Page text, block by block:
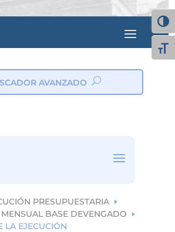
AVANZADO
PRESUPUESTARIA E
BASE DEVENGADO E
LA EJECUCIÓN